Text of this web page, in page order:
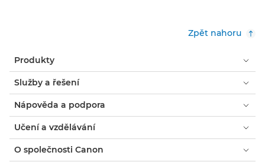
Zpět nahoru
Produkty
Služby a řešení
Nápověda a podpora
Učení a vzdělávání
O společnosti Canon